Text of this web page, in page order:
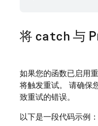
将 catch 与
如果您的函数已启用
将触发重试。 请确保
致重试的错误。
以下是一段代码示例：